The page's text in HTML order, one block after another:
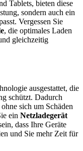
Tablets, bieten diese
sondern auch ein
Vergessen Sie
, die optimales Laden
gleichzeitig
ausgestattet, die
schützt. Dadurch
sich um Schäden
ein Netzladegerät
dass Ihre Geräte
und Sie mehr Zeit für